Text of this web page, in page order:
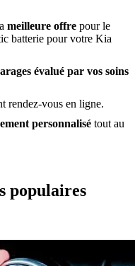
meilleure offre pour le
batterie pour votre Kia
évalué par vos soins
rendez-vous en ligne.
personnalisé tout au
populaires